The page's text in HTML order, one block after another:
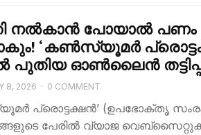
നൽകാൻ പോയാൽ പണം
‘കൺസ്യൂമർ
പുതിയ ഓൺലൈൻ
8, 2026 · 0 COMMENT
പ്രൊട്ടക്ഷൻ’ (ഉപഭോക്തൃ
പേരിൽ വ്യാജ